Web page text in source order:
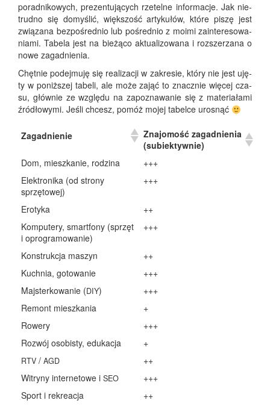
porad­ni­ko­wych, pre­zen­tu­ją­cych rze­tel­ne infor­ma­cje. Jak nie­
trud­no się domy­ślić, więk­szość arty­ku­łów, któ­re piszę jest
zwią­za­na bez­po­śred­nio lub pośred­nio z moimi zain­te­re­so­wa­
nia­mi. Tabe­la jest na bie­żą­co aktu­ali­zo­wa­na i roz­sze­rza­na o
nowe zagadnienia.
Chęt­nie podej­mu­ję się reali­za­cji w zakre­sie, któ­ry nie jest uję­
ty w poniż­szej tabe­li, ale może zająć to znacz­nie wię­cej cza­
su, głów­nie ze wzglę­du na zapo­zna­wa­nie się z mate­ria­ła­mi
źró­dło­wy­mi. Jeśli chcesz, pomóż mojej tabel­ce urosnąć
Zagad­nie­nie
Zna­jo­mość zagad­nie­nia
(subiek­tyw­nie)
Dom, miesz­ka­nie, rodzina
+++
Elek­tro­ni­ka (od stro­ny
sprzętowej)
+++
Ero­ty­ka
++
Kom­pu­te­ry, smart­fo­ny (sprzęt
i oprogramowanie)
+++
Kon­struk­cja maszyn
++
Kuch­nia, gotowanie
+++
Maj­ster­ko­wa­nie (DIY)
+++
Remont miesz­ka­nia
+
Rowe­ry
+++
Roz­wój oso­bi­sty, edukacja
+
RTV / AGD
++
Witry­ny inter­ne­to­we i SEO
+++
Sport i rekreacja
++